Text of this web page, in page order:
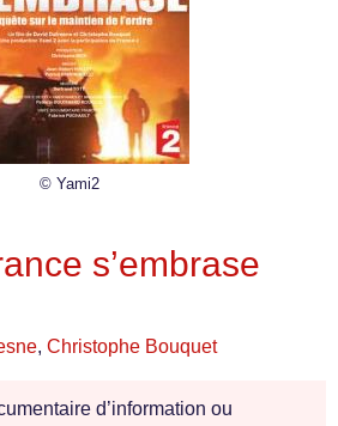
© Yami2
s’embrase
, Christophe Bouquet
d’information ou